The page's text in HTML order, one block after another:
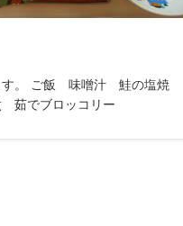
す。 ご飯 味噌汁 鮭の塩焼
茹でブロッコリー